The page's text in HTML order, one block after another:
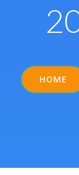
HOME